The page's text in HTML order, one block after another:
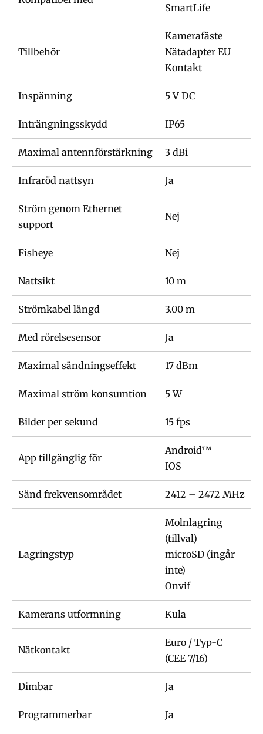
SmartLife
Tillbehör
Kamerafäste
Nätadapter EU
Kontakt
Inspänning 5 V DC
Inträngningsskydd IP65
Maximal antennförstärkning 3 dBi
Infraröd nattsyn Ja
Ström genom Ethernet
support
Nej
Fisheye Nej
Nattsikt 10 m
Strömkabel längd 3.00 m
Med rörelsesensor Ja
Maximal sändningseffekt 17 dBm
Maximal ström konsumtion 5 W
Bilder per sekund 15 fps
App tillgänglig för
Android™
IOS
Sänd frekvensområdet 2412 – 2472 MHz
Lagringstyp
Molnlagring
(tillval)
microSD (ingår
inte)
Onvif
Kamerans utformning Kula
Nätkontakt
Euro / Typ-C
(CEE 7/16)
Dimbar Ja
Programmerbar Ja